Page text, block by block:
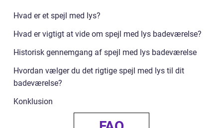
Hvad er et spejl med lys?
Hvad er vigtigt at vide om spejl med lys badeværelse?
Historisk gennemgang af spejl med lys badeværelse
Hvordan vælger du det rigtige spejl med lys til dit
badeværelse?
Konklusion